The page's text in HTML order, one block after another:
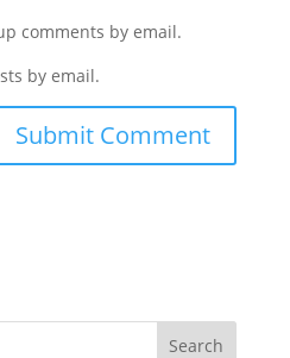
comments by email.
by email.
Search